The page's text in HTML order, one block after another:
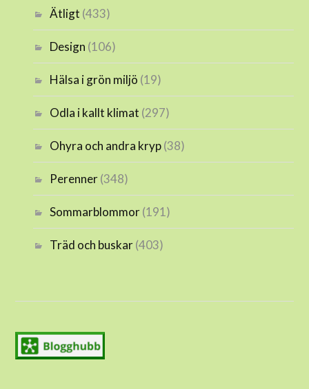
Ätligt (433)
Design (106)
Hälsa i grön miljö (19)
Odla i kallt klimat (297)
Ohyra och andra kryp(38)
Perenner(348)
Sommarblommor(191)
Träd och buskar(403)